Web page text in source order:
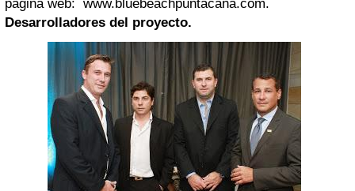
página web: www.bluebeachpuntacana.com.
Desarrolladores del proyecto.